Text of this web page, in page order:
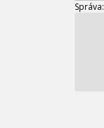
Správa: